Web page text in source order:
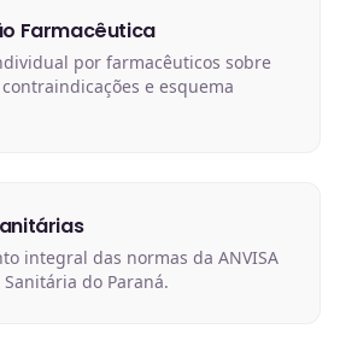
Farmacêutica
por farmacêuticos sobre
e esquema
integral das normas da ANVISA
do Paraná.